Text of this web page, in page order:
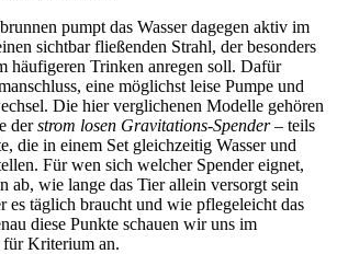
pumpt das Wasser dagegen aktiv im
sichtbar fließenden Strahl, der besonders
häufigeren Trinken anregen soll. Dafür
eine möglichst leise Pumpe und
Die hier verglichenen Modelle gehören
derstrom losen Gravitations-Spender– teils
die in einem Set gleichzeitig Wasser und
Für wen sich welcher Spender eignet,
ab, wie lange das Tier allein versorgt sein
es täglich braucht und wie pflegeleicht das
diese Punkte schauen wir uns im
Kriterium an.